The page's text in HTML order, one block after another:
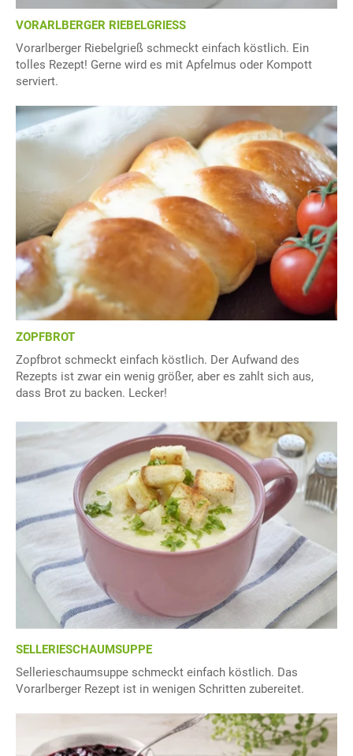
VORARLBERGER RIEBELGRIESS
Vorarlberger Riebelgrieß schmeckt einfach köstlich. Ein
tolles Rezept! Gerne wird es mit Apfelmus oder Kompott
serviert.
ZOPFBROT
Zopfbrot schmeckt einfach köstlich. Der Aufwand des
Rezepts ist zwar ein wenig größer, aber es zahlt sich aus,
dass Brot zu backen. Lecker!
SELLERIESCHAUMSUPPE
Sellerieschaumsuppe schmeckt einfach köstlich. Das
Vorarlberger Rezept ist in wenigen Schritten zubereitet.